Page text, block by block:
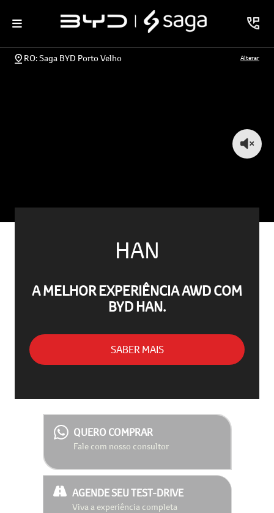
RO: Saga BYD Porto Velho Alterar
HAN
A MELHOR EXPERIÊNCIA AWD COM
BYD HAN.
SABER MAIS
QUERO COMPRAR
Fale com nosso consultor
AGENDE SEU TEST-DRIVE
Viva a experiência completa